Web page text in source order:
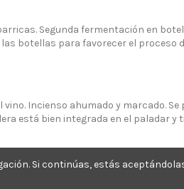
Segunda fermentación en
botellas para favorecer el
Incienso ahumado y marcado.
está bien integrada en el paladar
Si continúas, estás